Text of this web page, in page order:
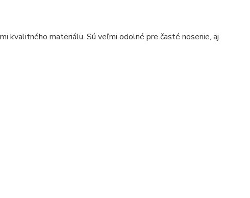
kvalitného materiálu. Sú veľmi odolné pre časté nosenie, aj